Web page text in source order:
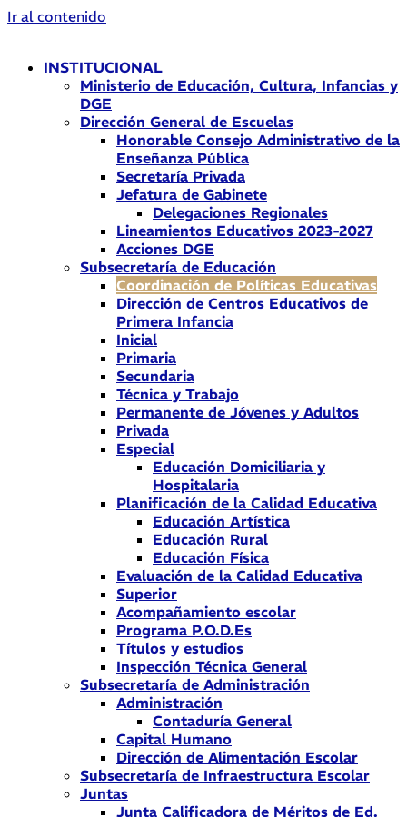
Ir al contenido
INSTITUCIONAL
Ministerio de Educación, Cultura, Infancias y
DGE
Dirección General de Escuelas
Honorable Consejo Administrativo de la
Enseñanza Pública
Secretaría Privada
Jefatura de Gabinete
Delegaciones Regionales
Lineamientos Educativos 2023-2027
Acciones DGE
Subsecretaría de Educación
Coordinación de Políticas Educativas
Dirección de Centros Educativos de
Primera Infancia
Inicial
Primaria
Secundaria
Técnica y Trabajo
Permanente de Jóvenes y Adultos
Privada
Especial
Educación Domiciliaria y
Hospitalaria
Planificación de la Calidad Educativa
Educación Artística
Educación Rural
Educación Física
Evaluación de la Calidad Educativa
Superior
Acompañamiento escolar
Programa P.O.D.Es
Títulos y estudios
Inspección Técnica General
Subsecretaría de Administración
Administración
Contaduría General
Capital Humano
Dirección de Alimentación Escolar
Subsecretaría de Infraestructura Escolar
Juntas
Junta Calificadora de Méritos de Ed.